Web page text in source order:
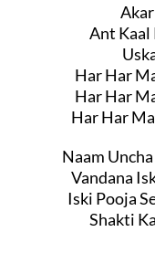
Ant Kaal
Har Har
Har Har
Har Har
Naam
Vandana
Iski Pooja
Shakti